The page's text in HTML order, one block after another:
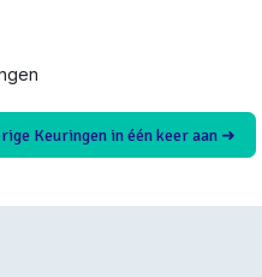
Keuringen in één keer aan ➜